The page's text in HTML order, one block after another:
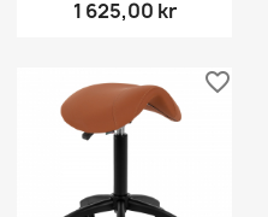
1 625,00 kr
favorite_border